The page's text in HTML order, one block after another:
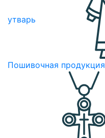
утварь
Пошивочная продукция